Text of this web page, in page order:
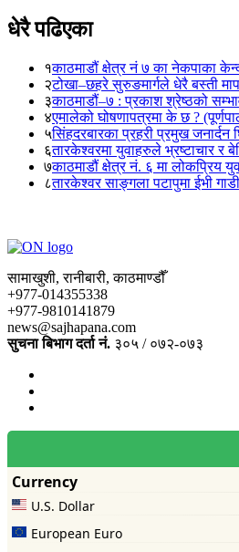
धेरै पढिएका
१काठमाडौं क्षेत्र नं ७ का नेकपाका
२टोखा–छहरे सुरुङमार्गले धेरै बस्ती
३काठमाडौं–७ : प्रकाश श्रेष्ठको
४एमालेको घोषणापत्रमा के छ ?
५सिंहदरबारका प्रहरी प्रमुख
६तारकेश्वरमा युवाहरुले भ्रष्टाचार र
७काठमाडौं क्षेत्र नं. ६ मा लोकप्रिय
८तारकेश्वर साङ्गला पटापुमा ईभी
सामाखुशी, रानीबारी, काठमाण्डौँ
+977-014355338
+977-9810141879
news@sajhapana.com
सुचना बिभाग दर्ता नं. ३०५ / ०७२-०७३